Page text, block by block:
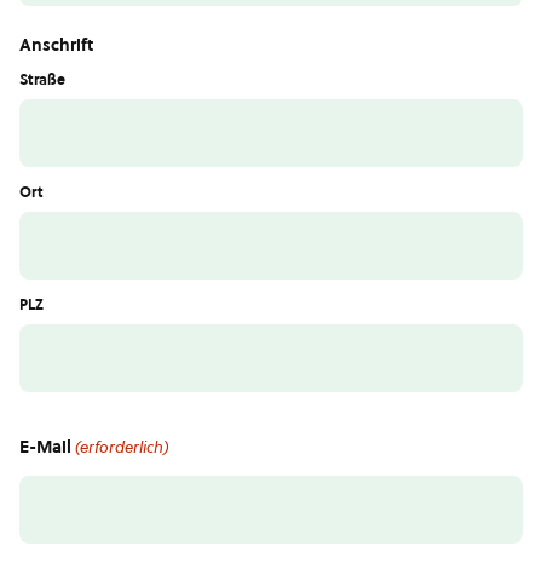
Anschrift
Straße
Ort
PLZ
E-Mail (erforderlich)